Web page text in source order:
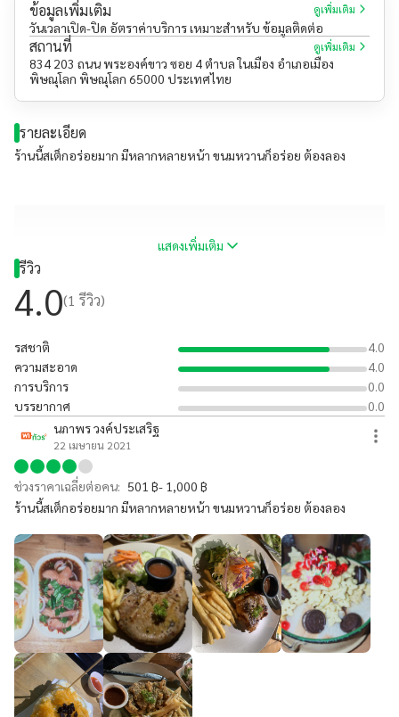
ข้อมูลเพิ่มเติม ดูเพิ่มเติม
วันเวลาเปิด-ปิด อัตราค่าบริการ เหมาะสำหรับ ข้อมูลติดต่อ
สถานที่ ดูเพิ่มเติม
834 203 ถนน พระองค์ขาว ซอย 4 ตำบล ในเมือง อำเภอเมือง
พิษณุโลก พิษณุโลก 65000 ประเทศไทย
รายละเอียด
ร้านนี้สเต็กอร่อยมาก มีหลากหลายหน้า ขนมหวานก็อร่อย ต้องลอง
แสดงเพิ่มเติม
รีวิว
4.0(1 รีวิว)
รสชาติ
4.0
ความสะอาด
4.0
การบริการ
0.0
บรรยากาศ
0.0
นภาพร วงค์ประเสริฐ
22 เมษายน 2021
ช่วงราคาเฉลี่ยต่อคน: 501 ฿- 1,000 ฿
ร้านนี้สเต็กอร่อยมาก มีหลากหลายหน้า ขนมหวานก็อร่อย ต้องลอง